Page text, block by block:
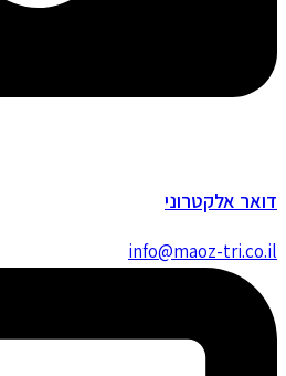
דואר אלקטרוני
info@maoz-tri.co.il